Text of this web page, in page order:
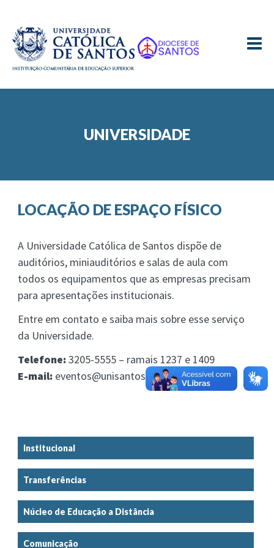
≡
UNIVERSIDADE
LOCAÇÃO DE ESPAÇO FÍSICO
A Universidade Católica de Santos dispõe de
auditórios, miniauditórios e salas de aula com
todos os equipamentos que as empresas precisam
para apresentações institucionais.
Entre em contato e saiba mais sobre esse serviço
da Universidade.
Telefone: 3205-5555 – ramais 1237 e 1409
E-mail: eventos@unisantos.br
Institucional
Transferências
Núcleo de Educação a Distância
Comunicação